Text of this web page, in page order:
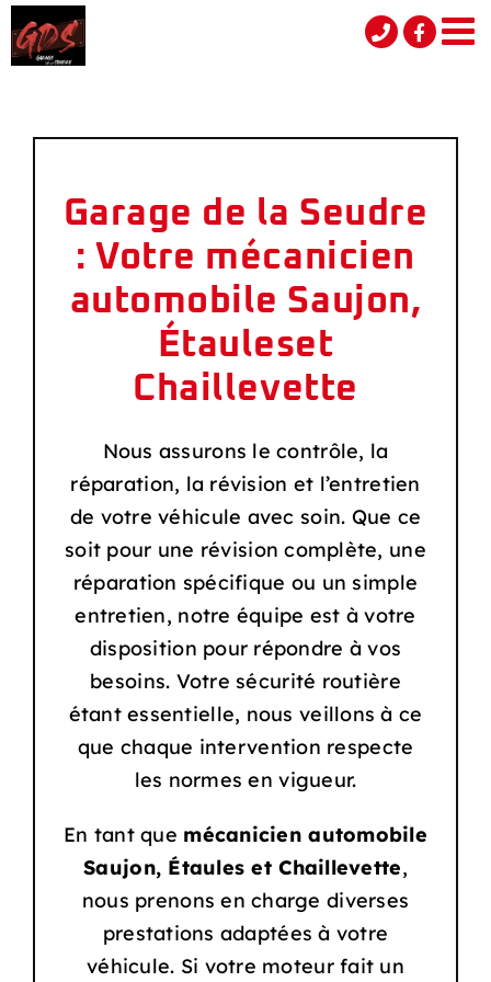
Passer
au
Garage de la Seudre
: Votre mécanicien
automobile Saujon,
Étauleset
Chaillevette
Nous assurons le contrôle, la
réparation, la révision et l’entretien
de votre véhicule avec soin. Que ce
soit pour une révision complète, une
réparation spécifique ou un simple
entretien, notre équipe est à votre
disposition pour répondre à vos
besoins. Votre sécurité routière
étant essentielle, nous veillons à ce
que chaque intervention respecte
les normes en vigueur.
En tant que mécanicien automobile
Saujon, Étaules et Chaillevette,
nous prenons en charge diverses
prestations adaptées à votre
véhicule. Si votre moteur fait un